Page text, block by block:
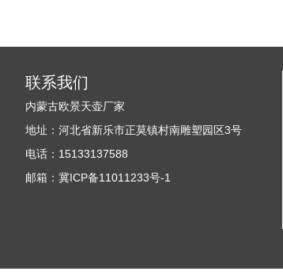
联系我们
内蒙古欧景天壶厂家
地址：河北省新乐市正莫镇村南雕塑园区3号
电话：15133137588
邮箱：冀ICP备11011233号-1